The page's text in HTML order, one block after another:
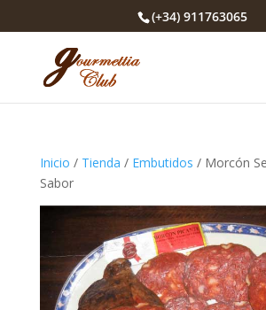
(+34) 911763065
Inicio / Tienda / Embutidos / Morcón
Sabor